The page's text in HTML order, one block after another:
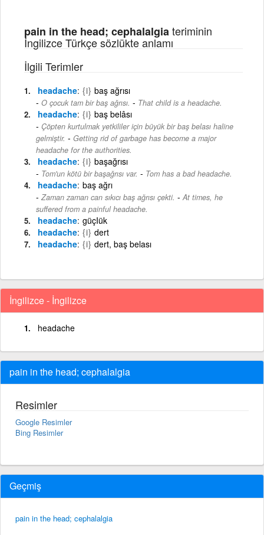
pain in the head; cephalalgiateriminin
İngilizce Türkçe sözlükte anlamı
İlgili Terimler
headache {i} baş ağrısı
O çocuk tam bir baş ağrısı. - That child is a headache.
headache {i} baş belâsı
Çöpten kurtulmak yetkililer için büyük bir baş belası haline
gelmiştir. - Getting rid of garbage has become a major
headache for the authorities.
headache {i} başağrısı
Tom'un kötü bir başağrısı var. - Tom has a bad headache.
headache baş ağrı
Zaman zaman can sıkıcı baş ağrısı çekti. - At times, he
suffered from a painful headache.
headache güçIük
headache {i} dert
headache {i} dert, baş belası
İngilizce - İngilizce
headache
pain in the head; cephalalgia
Resimler
Google Resimler
Bing Resimler
Geçmiş
pain in the head; cephalalgia